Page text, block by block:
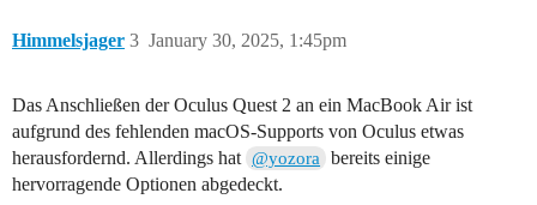
Himmelsjager January 30, 2025, 1:45pm
3
Das Anschließen der Oculus Quest 2 an ein MacBook Air ist
aufgrund des fehlenden macOS-Supports von Oculus etwas
herausfordernd. Allerdings hat @yozora
bereits einige
hervorragende Optionen abgedeckt.